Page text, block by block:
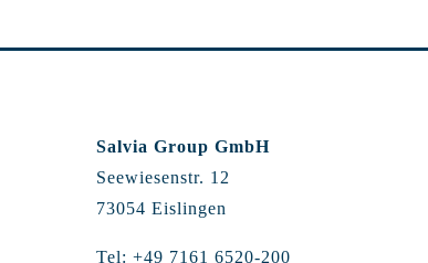
Salvia Group GmbH
Seewiesenstr. 12
73054 Eislingen
Tel: +49 7161 6520-200